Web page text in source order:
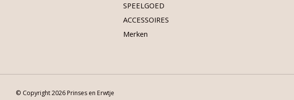
SPEELGOED
ACCESSOIRES
Merken
© Copyright 2026 Prinses en Erwtje